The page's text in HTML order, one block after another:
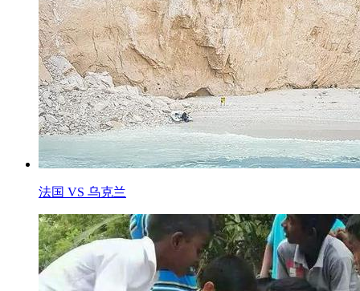
法国 VS 乌克兰